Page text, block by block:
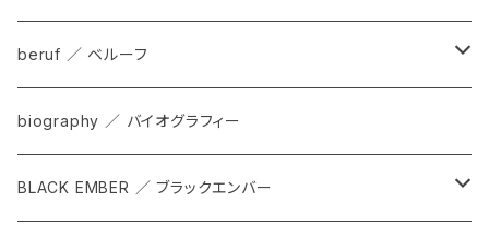
beruf ／ ベルーフ
bag
cap
biography ／ バイオグラフィー
BLACK EMBER ／ ブラックエンバー